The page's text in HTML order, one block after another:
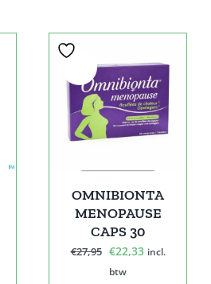
OMNIBIONTA
MENOPAUSE
CAPS 30
€27,95 Oorspronkelijke
prijs
€22,33Huidige
incl.
btw